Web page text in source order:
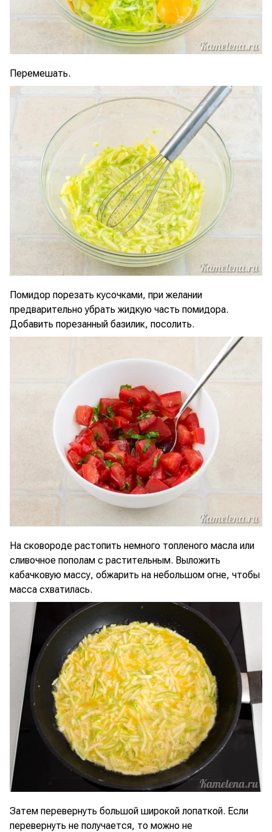
Перемешать.
Помидор порезать кусочками, при желании
предварительно убрать жидкую часть помидора.
Добавить порезанный базилик, посолить.
На сковороде растопить немного топленого масла или
сливочное пополам с растительным. Выложить
кабачковую массу, обжарить на небольшом огне, чтобы
масса схватилась.
Затем перевернуть большой широкой лопаткой. Если
перевернуть не получается, то можно не